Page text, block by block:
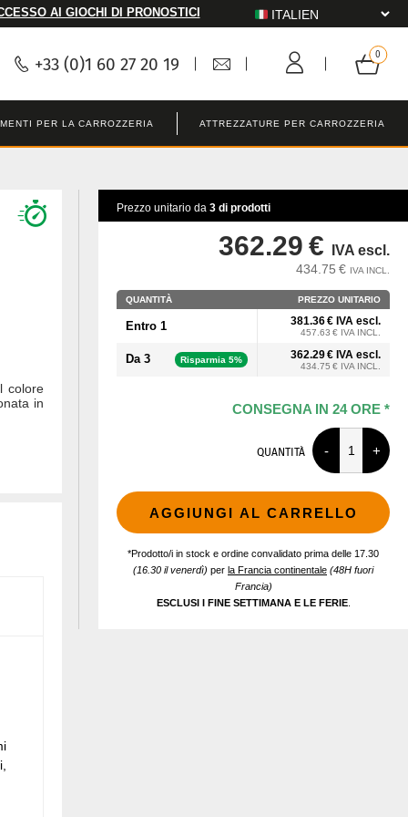
AI GIOCHI DI PRONOSTICI
+33 (0)1 60 27 20 19
PER LA CARROZZERIA ATTREZZATURE PER CARROZZERIA
colore
in
Prezzo unitario da 3 di prodotti
QUANTITÀ PREZZO UNITARIO
Entro 1 381.36 € IVA escl.
457.63 € IVA INCL.
Da 3 Risparmia 5% 362.29 € IVA escl.
434.75 € IVA INCL.
CONSEGNA IN 24 ORE *
362.29 € IVA escl.
434.75 € IVA INCL.
QUANTITÀ
AGGIUNGI AL CARRELLO
*Prodotto/i in stock e ordine convalidato prima delle 17.30
(16.30 il venerdì) per la Francia continentale (48H fuori
Francia)
ESCLUSI I FINE SETTIMANA E LE FERIE.